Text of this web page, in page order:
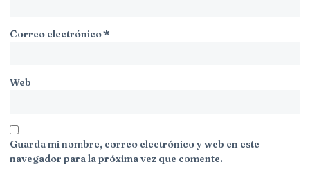
Correo electrónico*
Web
Guarda mi nombre, correo electrónico y web en este
navegador para la próxima vez que comente.